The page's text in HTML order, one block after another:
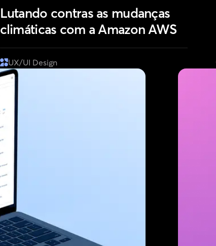
Lutando contras as mudanças
climáticas com a Amazon AWS
UX/UI Design